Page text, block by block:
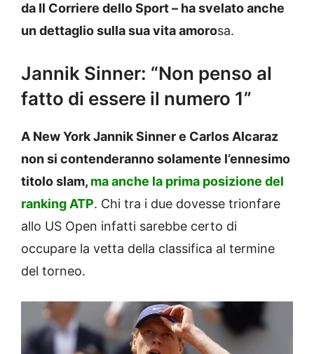
da Il Corriere dello Sport – ha svelato anche
un dettaglio sulla sua vita amorosa.
Jannik Sinner: “Non penso al
fatto di essere il numero 1”
A New York Jannik Sinner e Carlos Alcaraz
non si contenderanno solamente l’ennesimo
titolo slam, ma anche la prima posizione del
ranking ATP. Chi tra i due dovesse trionfare
allo US Open infatti sarebbe certo di
occupare la vetta della classifica al termine
del torneo.